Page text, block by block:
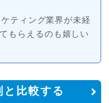
ティング業界が未経
もらえるのも嬉しい
比較する